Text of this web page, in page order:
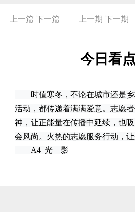
上一篇 下一篇 | 上一期 下一期
今日看
时值寒冬，不论在城市还是乡
活动，都传递着满满爱意。志愿
神，让正能量在传播中延续，也
会风尚。火热的志愿服务行动，让
A4 光 影